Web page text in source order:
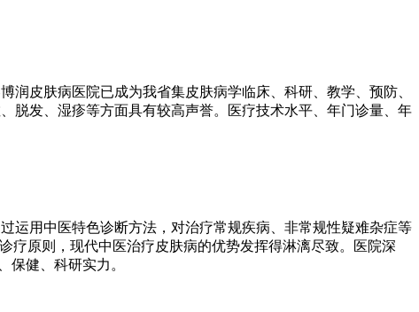
皮肤病医院已成为我省集皮肤病学临床、科研、教学、预防、
脱发、湿疹等方面具有较高声誉。医疗技术水平、年门诊量、年
运用中医特色诊断方法，对治疗常规疾病、非常规性疑难杂症等
疗原则，现代中医治疗皮肤病的优势发挥得淋漓尽致。医院深
保健、科研实力。